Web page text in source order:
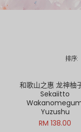
排序:
和歌山之惠 龙神柚
Sekaiitto
Yuzushu
RM 138.00